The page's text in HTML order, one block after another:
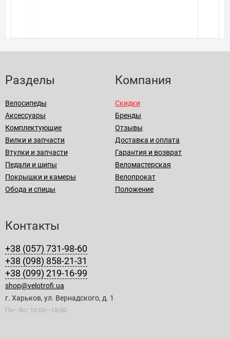
Разделы
Велосипеды
Аксессуары
Комплектующие
Вилки и запчасти
Втулки и запчасти
Педали и шипы
Покрышки и камеры
Обода и спицы
Компания
Скидки
Бренды
Отзывы
Доставка и оплата
Гарантия и возврат
Веломастерская
Велопрокат
Положение
Контакты
+38 (057) 731-98-60
+38 (098) 858-21-31
+38 (099) 219-16-99
shop@velotrofi.ua
г. Харьков, ул. Вернадского, д. 1
Пн—Вс: 10:00—18:00